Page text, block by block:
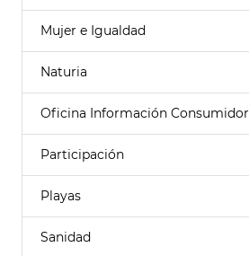
Mujer e Igualdad
Naturia
Oficina Información Consumidor
Participación
Playas
Sanidad